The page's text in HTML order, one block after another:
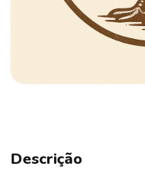
Descrição